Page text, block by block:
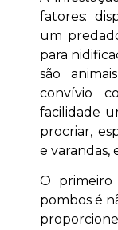
fatores:
um
para
são
convívio
facilidade
procriar,
e varandas,
O primeiro
pombos é